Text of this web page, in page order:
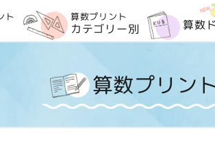
ト 算数プリント
カテゴリー別 算数
算数プリン